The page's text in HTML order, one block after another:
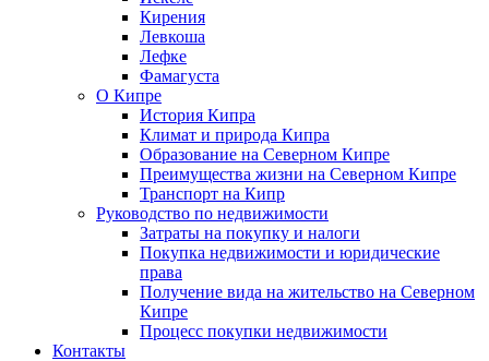
Кирения
Левкоша
Лефке
Фамагуста
О Кипре
История Кипра
Климат и природа Кипра
Образование на Северном Кипре
Преимущества жизни на Северном Кипре
Транспорт на Кипр
Руководство по недвижимости
Затраты на покупку и налоги
Покупка недвижимости и юридические
права
Получение вида на жительство на Северном
Кипре
Процесс покупки недвижимости
Контакты